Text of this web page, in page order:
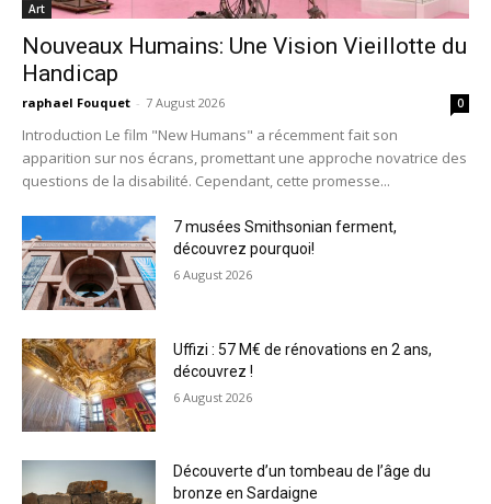
Art
Nouveaux Humains: Une Vision Vieillotte du
Handicap
raphael Fouquet - 7 August 2026 0
Introduction Le film "New Humans" a récemment fait son
apparition sur nos écrans, promettant une approche novatrice des
questions de la disabilité. Cependant, cette promesse...
7 musées Smithsonian ferment,
découvrez pourquoi!
6 August 2026
Uffizi : 57 M€ de rénovations en 2 ans,
découvrez !
6 August 2026
Découverte d’un tombeau de l’âge du
bronze en Sardaigne